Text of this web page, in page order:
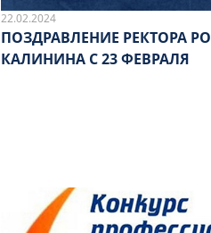
22.02.2024
ПОЗДРАВЛЕНИЕ РЕКТОРА
КАЛИНИНА С 23 ФЕВРАЛЯ